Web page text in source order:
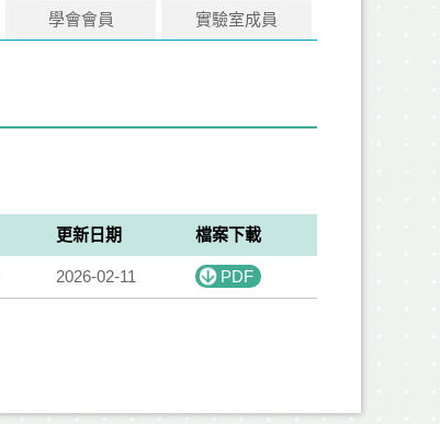
學會會員 實驗室成員
更新日期 檔案下載
2026-02-11 PDF